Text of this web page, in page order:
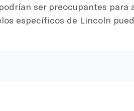
ser preocupantes para
específicos de Lincoln